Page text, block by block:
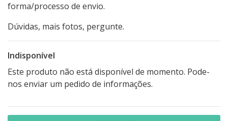
forma/processo de envio.
Dúvidas, mais fotos, pergunte.
Indisponível
Este produto não está disponível de momento. Pode-
nos enviar um pedido de informações.